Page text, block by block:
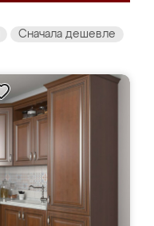
Сначала дешевле